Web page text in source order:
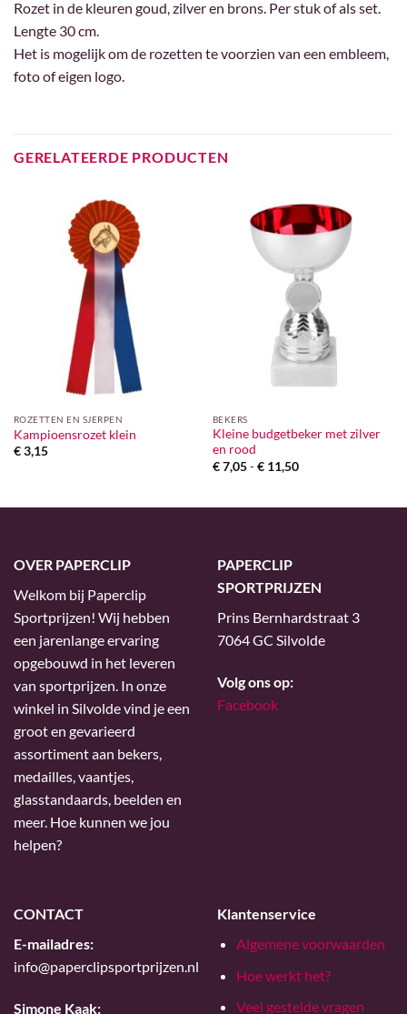
Rozet in de kleuren goud, zilver en brons. Per stuk of als set.
Lengte 30 cm.
Het is mogelijk om de rozetten te voorzien van een embleem,
foto of eigen logo.
GERELATEERDE PRODUCTEN
ROZETTEN EN SJERPEN
Kampioensrozet klein
€3,15
BEKERS
Kleine budgetbeker met zilver
en rood
€7,05 - €11,50Prijsklasse:
OVER PAPERCLIP
Welkom bij Paperclip
Sportprijzen! Wij hebben
een jarenlange ervaring
opgebouwd in het leveren
van sportprijzen. In onze
winkel in Silvolde vind je een
groot en gevarieerd
assortiment aan bekers,
medailles, vaantjes,
glasstandaards, beelden en
meer. Hoe kunnen we jou
helpen?
PAPERCLIP
SPORTPRIJZEN
Prins Bernhardstraat 3
7064 GC Silvolde
Volg ons op:
Facebook
CONTACT
E-mailadres:
info@paperclipsportprijzen.nl
Simone Kaak:
Klantenservice
Algemene voorwaarden
Hoe werkt het?
Veel gestelde vragen